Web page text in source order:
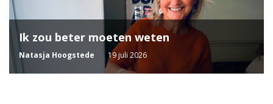
Ik zou beter moeten weten
Natasja Hoogstede 19 juli 2026